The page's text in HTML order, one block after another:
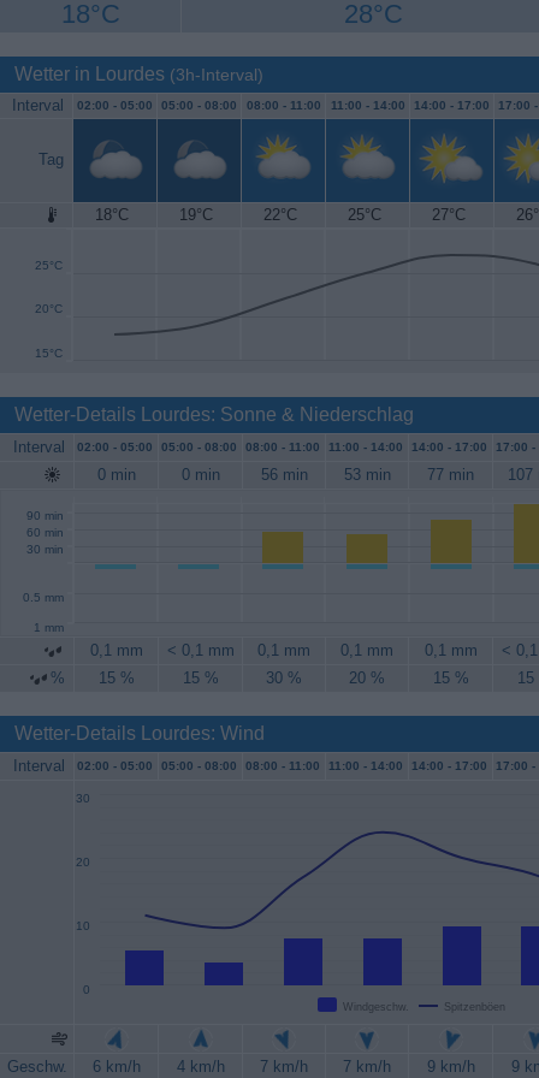
18°C 28°C
Wetter in Lourdes (3h-Interval)
Interval 02:00 - 05:00 05:00 - 08:00 08:00 - 11:00 11:00 - 14:00 14:00 - 17:00 17:00
Tag
18°C 19°C 22°C 25°C 27°C
15°C
20°C
25°C
30°C
Wetter-Details Lourdes: Sonne & Niederschlag
Interval 02:00 - 05:00 05:00 - 08:00 08:00 - 11:00 11:00 - 14:00 14:00 - 17:00 17:00 -
0 min 0 min 56 min 53 min 77 min 107
30 min
60 min
90 min
0.5 mm
1 mm
0,1 mm < 0,1 mm 0,1 mm 0,1 mm 0,1 mm
<
%
15 % 15 % 30 % 20 % 15 % 15
Wetter-Details Lourdes: Wind
Interval 02:00 - 05:00 05:00 - 08:00 08:00 - 11:00 11:00 - 14:00 14:00 - 17:00 17:00 -
Windgeschw. Spitzenböen
0
10
20
30
Geschw. 6 km/h 4 km/h 7 km/h 7 km/h 9 km/h
9